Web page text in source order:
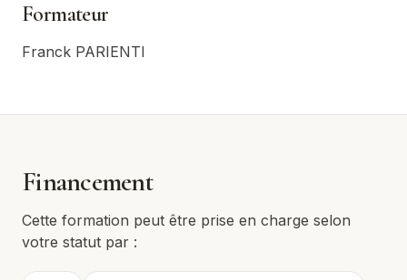
Formateur
Franck PARIENTI
Financement
Cette formation peut être prise en charge selon
votre statut par :